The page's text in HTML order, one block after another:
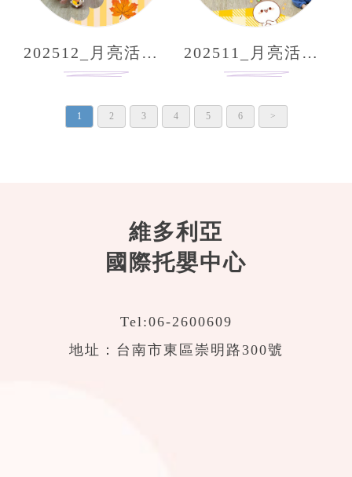
202512_月亮活動分享 202511_月亮活動分享
1 2 3 4 5 6 >
維多利亞
國際托嬰中心
Tel:06-2600609
地址：台南市東區崇明路300號